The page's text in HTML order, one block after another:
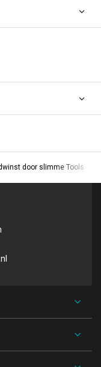
door slimme Tools